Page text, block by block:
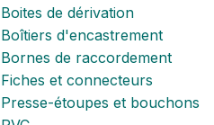
Boites de dérivation
Boîtiers d'encastrement
Bornes de raccordement
Fiches et connecteurs
Presse-étoupes et bouchons